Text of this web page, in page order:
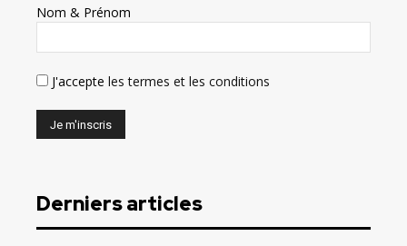
Nom & Prénom
J'accepte les termes et les conditions
Derniers articles